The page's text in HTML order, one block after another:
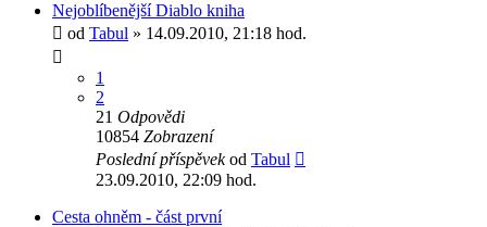
Nejoblíbenější Diablo kniha
od Tabul » 14.09.2010, 21:18 hod.
1
2
21 Odpovědi
10854 Zobrazení
Poslední příspěvekod Tabul
23.09.2010, 22:09 hod.
Cesta ohněm - část první